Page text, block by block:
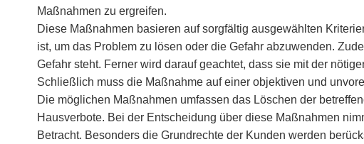
Maßnahmen zu ergreifen.
Diese Maßnahmen basieren auf sorgfältig ausgewählten
ist, um das Problem zu lösen oder die Gefahr abzuwenden.
Gefahr steht. Ferner wird darauf geachtet, dass sie mit der
Schließlich muss die Maßnahme auf einer objektiven und
Die möglichen Maßnahmen umfassen das Löschen der
Hausverbote. Bei der Entscheidung über diese Maßnahmen
Betracht. Besonders die Grundrechte der Kunden werden